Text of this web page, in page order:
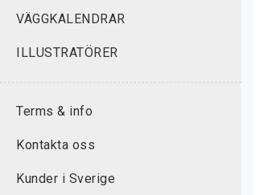
VÄGGKALENDRAR
ILLUSTRATÖRER
Terms & info
Kontakta oss
Kunder i Sverige